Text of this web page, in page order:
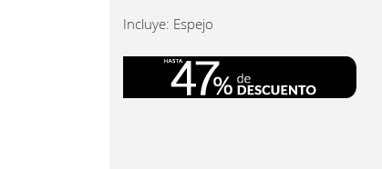
Incluye: Espejo